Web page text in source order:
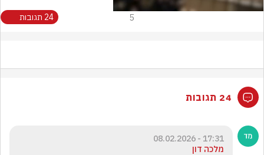
5 24 תגובות
24 תגובות
17:31 - 08.02.2026
מלכה דון